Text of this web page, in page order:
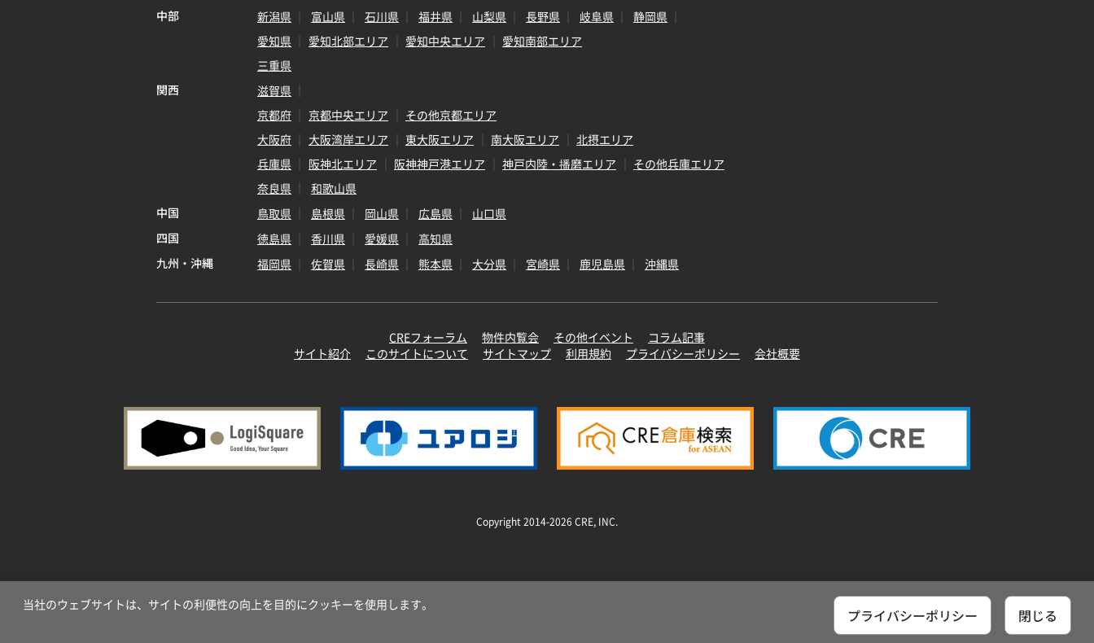
中部
新潟県 富山県 石川県 福井県 山梨県 長野県 岐阜県
静岡県
愛知県
愛知北部エリア 愛知中央エリア
愛知南部エリア
三重県
関西
滋賀県
京都府
京都中央エリア
その他京都エリア
大阪府
大阪湾岸エリア 東大阪エリア 南大阪エリア
北摂エリア
兵庫県
阪神北エリア 阪神神戸港エリア 神戸内陸・播磨エリア
その他兵庫エリア
奈良県
和歌山県
中国
鳥取県 島根県 岡山県 広島県
山口県
四国
徳島県 香川県 愛媛県
高知県
九州・沖縄
福岡県 佐賀県 長崎県 熊本県 大分県 宮崎県 鹿児島県 沖縄県
CREフォーラム 物件内覧会 その他イベント
コラム記事
サイト紹介
このサイトについて サイトマップ 利用規約 プライバシーポリシー 会社概要
Copyright 2014-2026 CRE, INC.
当社のウェブサイトは、サイトの利便性の向上を目的にクッキーを使用します。
プライバシーポリシー 閉じる